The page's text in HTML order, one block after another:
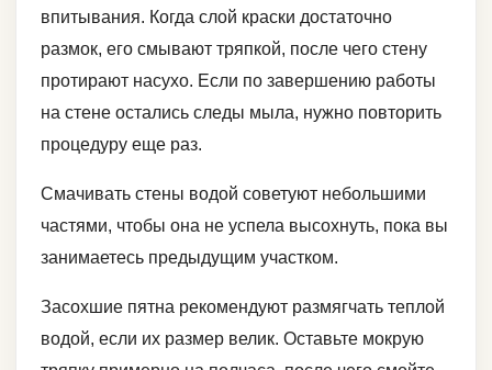
впитывания. Когда слой краски достаточно
размок, его смывают тряпкой, после чего стену
протирают насухо. Если по завершению работы
на стене остались следы мыла, нужно повторить
процедуру еще раз.
Смачивать стены водой советуют небольшими
частями, чтобы она не успела высохнуть, пока вы
занимаетесь предыдущим участком.
Засохшие пятна рекомендуют размягчать теплой
водой, если их размер велик. Оставьте мокрую